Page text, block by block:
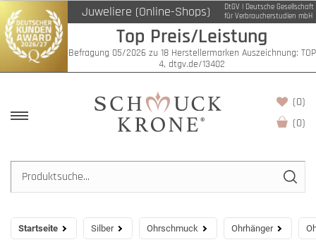
Juweliere (Online-Shops)
DtGV | Deutsche Gesellschaft
für Verbraucherstudien mbH
Top Preis/Leistung
Befragung 05/2026 zu 18 Herstellermarken Auszeichnung: TOP
4, dtgv.de/13402
(0)
(0)
Startseite Silber Ohrschmuck Ohrhänger